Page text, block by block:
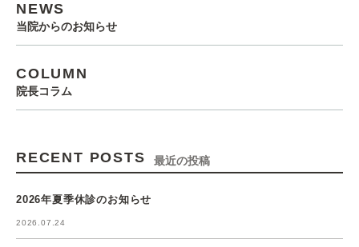
NEWS
当院からのお知らせ
COLUMN
院長コラム
RECENT POSTS 最近の投稿
2026年夏季休診のお知らせ
2026.07.24